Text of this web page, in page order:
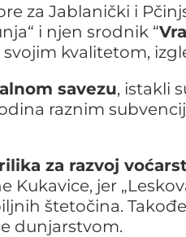
za Jablanički i
i njen srodnik “
svojim kvalitetom,
savezu, istakli
raznim
za razvoj
Kukavice, jer
štetočina.
dunjarstvom.